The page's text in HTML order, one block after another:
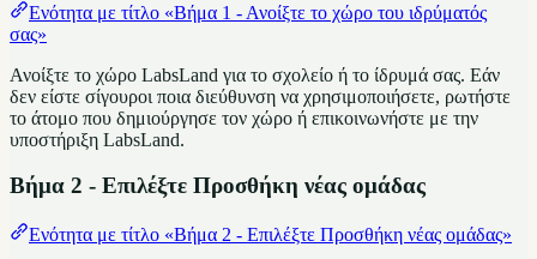
Ενότητα με τίτλο «Βήμα 1 - Ανοίξτε το χώρο του ιδρύματός
σας»
Ανοίξτε το χώρο LabsLand για το σχολείο ή το ίδρυμά σας. Εάν
δεν είστε σίγουροι ποια διεύθυνση να χρησιμοποιήσετε, ρωτήστε
το άτομο που δημιούργησε τον χώρο ή επικοινωνήστε με την
υποστήριξη LabsLand.
Βήμα 2 - Επιλέξτε Προσθήκη νέας ομάδας
Ενότητα με τίτλο «Βήμα 2 - Επιλέξτε Προσθήκη νέας ομάδας»